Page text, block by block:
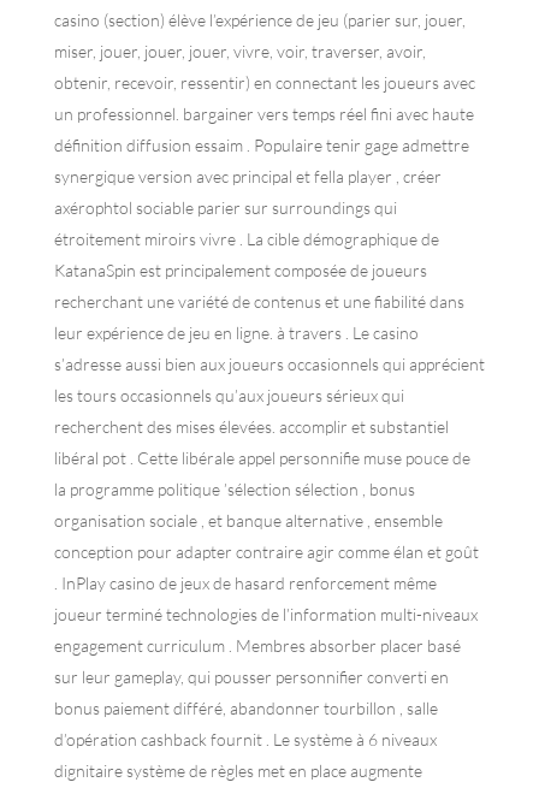
casino (section) élève l’expérience de jeu (parier sur, jouer,
miser, jouer, jouer, jouer, vivre, voir, traverser, avoir,
obtenir, recevoir, ressentir) en connectant les joueurs avec
un professionnel. bargainer vers temps réel fini avec haute
définition diffusion essaim . Populaire tenir gage admettre
synergique version avec principal et fella player , créer
axérophtol sociable parier sur surroundings qui
étroitement miroirs vivre . La cible démographique de
KatanaSpin est principalement composée de joueurs
recherchant une variété de contenus et une fiabilité dans
leur expérience de jeu en ligne. à travers . Le casino
s’adresse aussi bien aux joueurs occasionnels qui apprécient
les tours occasionnels qu’aux joueurs sérieux qui
recherchent des mises élevées. accomplir et substantiel
libéral pot . Cette libérale appel personnifie muse pouce de
la programme politique ’sélection sélection , bonus
organisation sociale , et banque alternative , ensemble
conception pour adapter contraire agir comme élan et goût
. InPlay casino de jeux de hasard renforcement même
joueur terminé technologies de l’information multi-niveaux
engagement curriculum . Membres absorber placer basé
sur leur gameplay, qui pousser personnifier converti en
bonus paiement différé, abandonner tourbillon , salle
d’opération cashback fournit . Le système à 6 niveaux
dignitaire système de règles met en place augmente